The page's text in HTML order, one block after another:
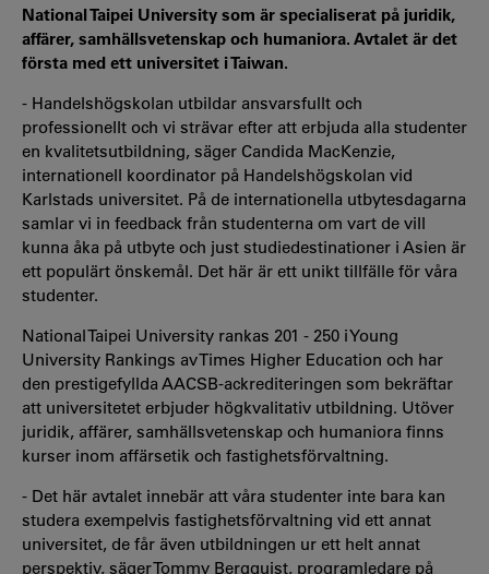
National Taipei University som är specialiserat på juridik,
affärer, samhällsvetenskap och humaniora. Avtalet är det
första med ett universitet i Taiwan.
- Handelshögskolan utbildar ansvarsfullt och
professionellt och vi strävar efter att erbjuda alla studenter
en kvalitetsutbildning, säger Candida MacKenzie,
internationell koordinator på Handelshögskolan vid
Karlstads universitet. På de internationella utbytesdagarna
samlar vi in feedback från studenterna om vart de vill
kunna åka på utbyte och just studiedestinationer i Asien är
ett populärt önskemål. Det här är ett unikt tillfälle för våra
studenter.
National Taipei University rankas 201 - 250 i Young
University Rankings av Times Higher Education och har
den prestigefyllda AACSB-ackrediteringen som bekräftar
att universitetet erbjuder högkvalitativ utbildning. Utöver
juridik, affärer, samhällsvetenskap och humaniora finns
kurser inom affärsetik och fastighetsförvaltning.
- Det här avtalet innebär att våra studenter inte bara kan
studera exempelvis fastighetsförvaltning vid ett annat
universitet, de får även utbildningen ur ett helt annat
perspektiv, säger Tommy Bergquist, programledare på